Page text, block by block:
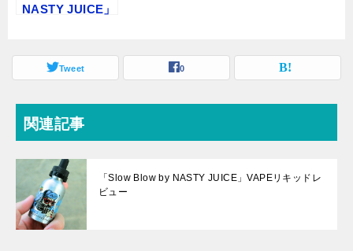
NASTY JUICE」
Tweet 0
関連記事
「Slow Blow by NASTY JUICE」VAPEリキッドレ
ビュー